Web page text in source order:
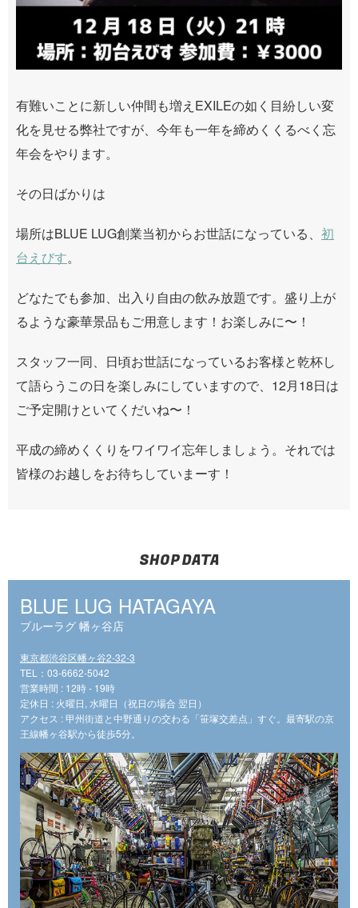
有難いことに新しい仲間も増えEXILEの如く目紛しい変
化を見せる弊社ですが、今年も一年を締めくくるべく忘
年会をやります。
その日ばかりは
場所はBLUE LUG創業当初からお世話になっている、 初
台えびす。
どなたでも参加、出入り自由の飲み放題です。盛り上が
るような豪華景品もご用意します！お楽しみに〜！
スタッフ一同、日頃お世話になっているお客様と乾杯し
て語らうこの日を楽しみにしていますので、12月18日は
ご予定開けといてくだいね〜！
平成の締めくくりをワイワイ忘年しましょう。それでは
皆様のお越しをお待ちしていまーす！
SHOP DATA
BLUE LUG HATAGAYA
ブルーラグ 幡ヶ谷店
東京都渋谷区幡ヶ谷2-32-3
TEL：03-6662-5042
営業時間 : 12時 - 19時
定休日 : 火曜日, 水曜日（祝日の場合 翌日）
アクセス : 甲州街道と中野通りの交わる「笹塚交差点」すぐ。最寄駅の京
王線幡ヶ谷駅から徒歩5分。